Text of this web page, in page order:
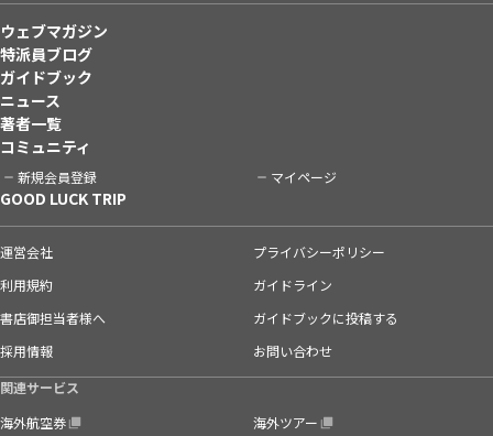
ウェブマガジン
特派員ブログ
ガイドブック
ニュース
著者一覧
コミュニティ
新規会員登録 マイページ
GOOD LUCK TRIP
運営会社
プライバシーポリシー
利用規約
ガイドライン
書店御担当者様へ
ガイドブックに投稿する
採用情報
お問い合わせ
関連サービス
海外航空券
海外ツアー